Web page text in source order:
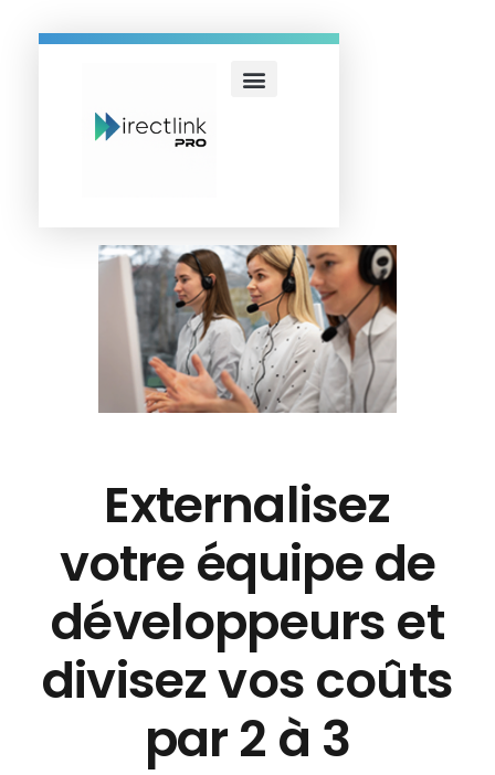
Externalisez
votre équipe de
développeurs et
divisez vos coûts
par 2 à 3